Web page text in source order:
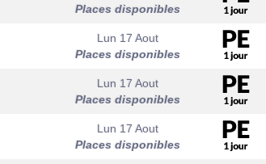
Places disponibles
Lun 17 Aout
Places disponibles
Lun 17 Aout
Places disponibles
Lun 17 Aout
Places disponibles